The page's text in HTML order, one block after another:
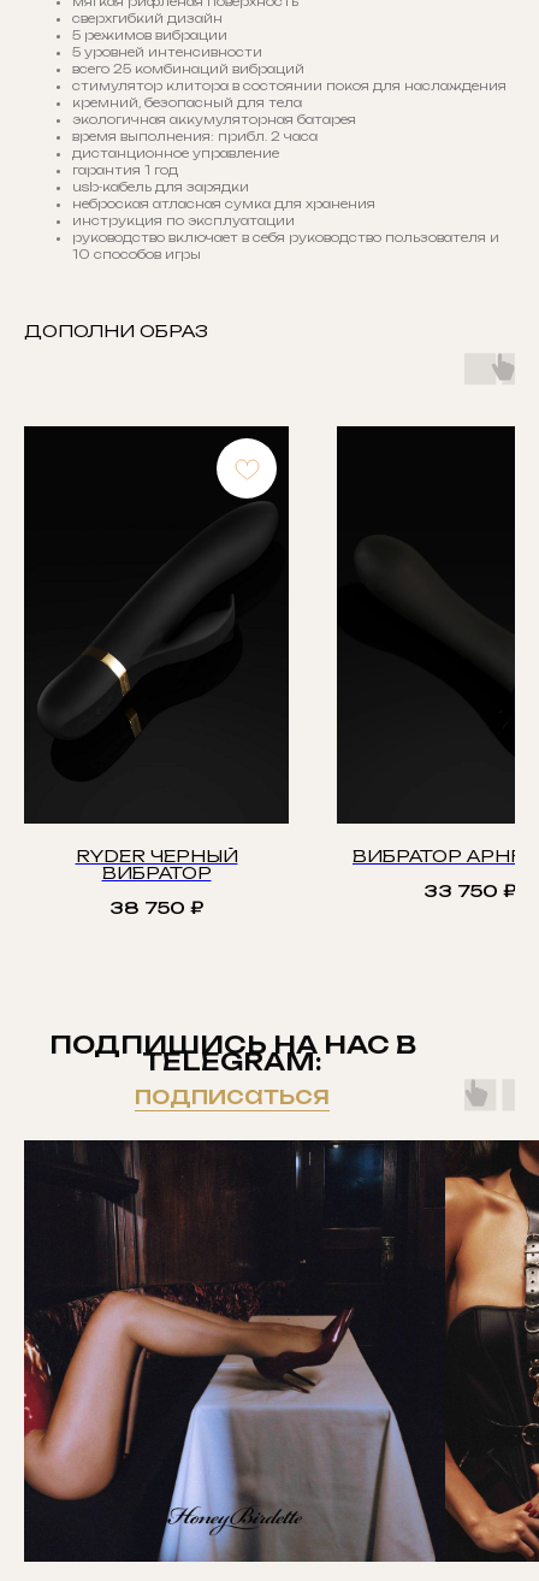
сверхгибкий дизайн
5 режимов вибрации
5 уровней интенсивности
всего 25 комбинаций вибраций
стимулятор клитора в состоянии покоя для наслаждения
кремний, безопасный для тела
экологичная аккумуляторная батарея
время выполнения: прибл. 2 часа
дистанционное управление
гарантия 1 год
usb-кабель для зарядки
неброская атласная сумка для хранения
инструкция по эксплуатации
руководство включает в себя руководство пользователя и
10 способов игры
ДОПОЛНИ ОБРАЗ
RYDER ЧЕРНЫЙ
ВИБРАТОР
38 750 ₽
ВИБРАТОР
33 750 ₽
ПОДПИШИСЬ НА НАС В
TELEGRAM:
подписаться